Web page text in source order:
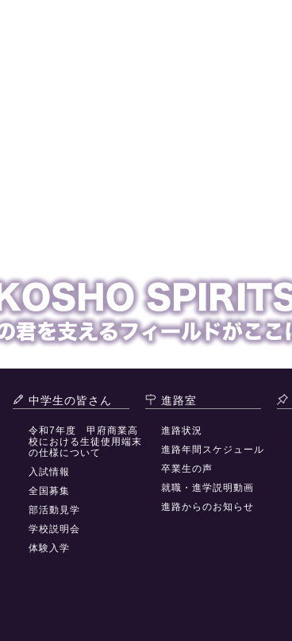
中学生の皆さん
令和7年度 甲府商業高
校における生徒使用端末
の仕様について
入試情報
全国募集
部活動見学
学校説明会
体験入学
進路室
進路状況
進路年間スケジュール
卒業生の声
就職・進学説明動画
進路からのお知らせ